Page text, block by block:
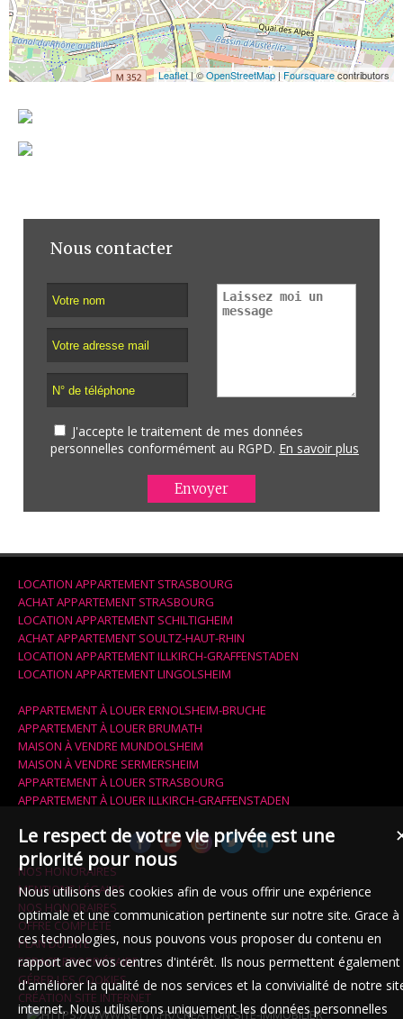
Leaflet| ©OpenStreetMap | Foursquarecontributors
Nous contacter
J'accepte le traitement de mes données
personnelles conformément au RGPD. En savoir plus
LOCATION APPARTEMENT STRASBOURG
ACHAT APPARTEMENT STRASBOURG
LOCATION APPARTEMENT SCHILTIGHEIM
ACHAT APPARTEMENT SOULTZ-HAUT-RHIN
LOCATION APPARTEMENT ILLKIRCH-GRAFFENSTADEN
LOCATION APPARTEMENT LINGOLSHEIM
APPARTEMENT À LOUER ERNOLSHEIM-BRUCHE
APPARTEMENT À LOUER BRUMATH
MAISON À VENDRE MUNDOLSHEIM
MAISON À VENDRE SERMERSHEIM
APPARTEMENT À LOUER STRASBOURG
APPARTEMENT À LOUER ILLKIRCH-GRAFFENSTADEN
NOS HONORAIRES
MENTIONS LÉGALES
NOS HONORAIRES
OFFRE COMPLÈTE
PLAN DU SITE
ESPACE PROPRIÉTAIRE
GÉRER LES COOKIES
CRÉATION SITE INTERNET
Le respect de votre vie privée est une
priorité pour nous
Nous utilisons des cookies afin de vous offrir une expérience
optimale et une communication pertinente sur notre site. Grace à
ces technologies, nous pouvons vous proposer du contenu en
rapport avec vos centres d'intérêt. Ils nous permettent également
d'améliorer la qualité de nos services et la convivialité de notre
internet. Nous utiliserons uniquement les données personnelles